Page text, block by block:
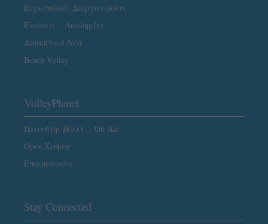
Ευρωπαϊκές Διοργανώσεις
Ενώσεις – Ακαδημίες
Διοικητικά Νέα
Beach Volley
VolleyPlanet
Πλανήτης βόλεϊ… On Air!
Όροι Χρήσης
Επικοινωνία
Stay Connected